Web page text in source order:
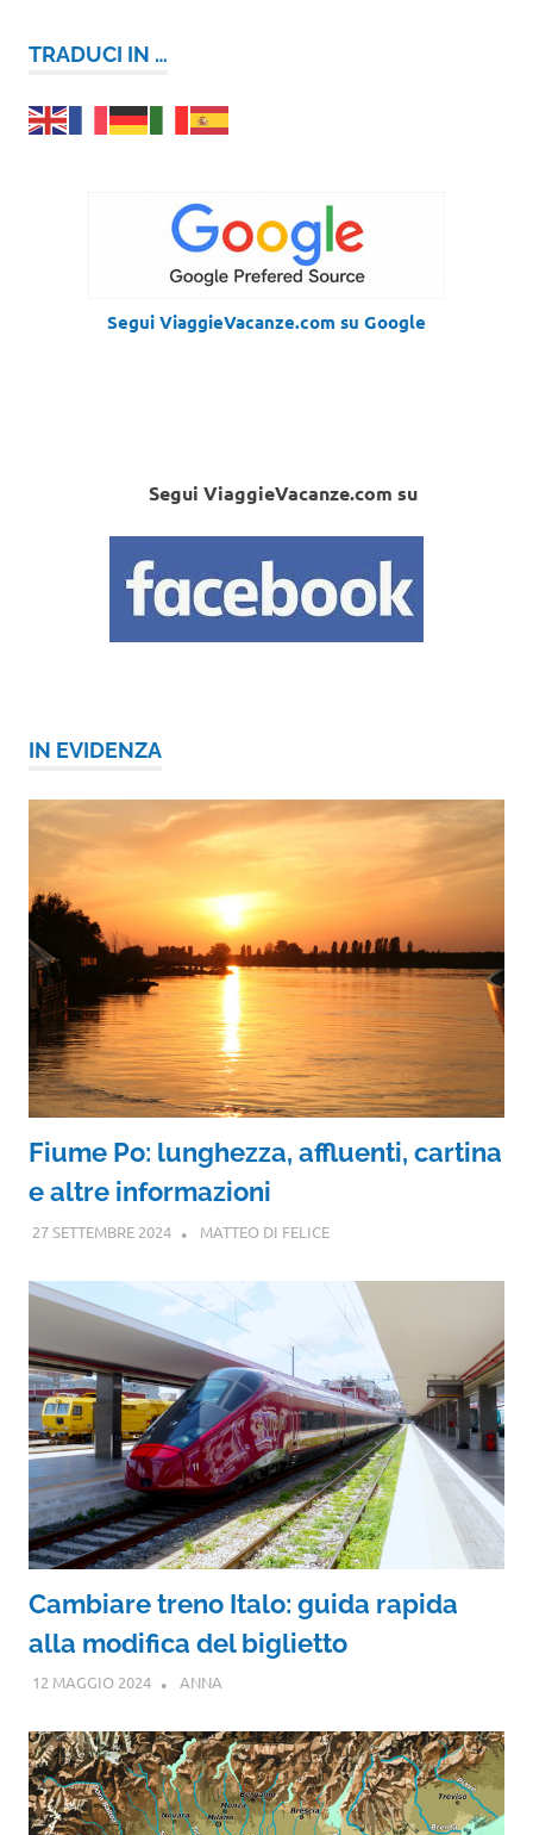
TRADUCI IN …
Segui ViaggieVacanze.com su Google
Segui ViaggieVacanze.com su
IN EVIDENZA
Fiume Po: lunghezza, affluenti, cartina
e altre informazioni
27 SETTEMBRE 2024 MATTEO DI FELICE
Cambiare treno Italo: guida rapida
alla modifica del biglietto
12 MAGGIO 2024 ANNA